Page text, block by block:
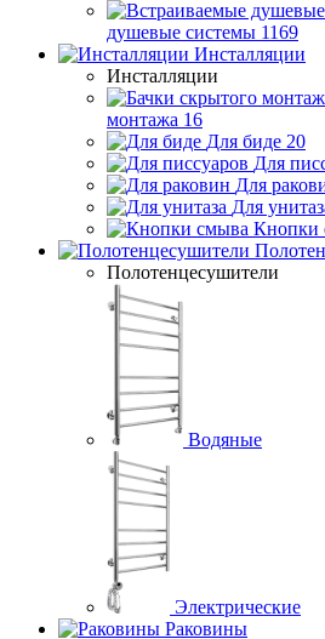
душевые системы 1169
Инсталляции
Инсталляции
монтажа 16
Для биде 20
Для
Для
Для
Кнопки
Полотенцесушители
Водяные
Электрические
Раковины